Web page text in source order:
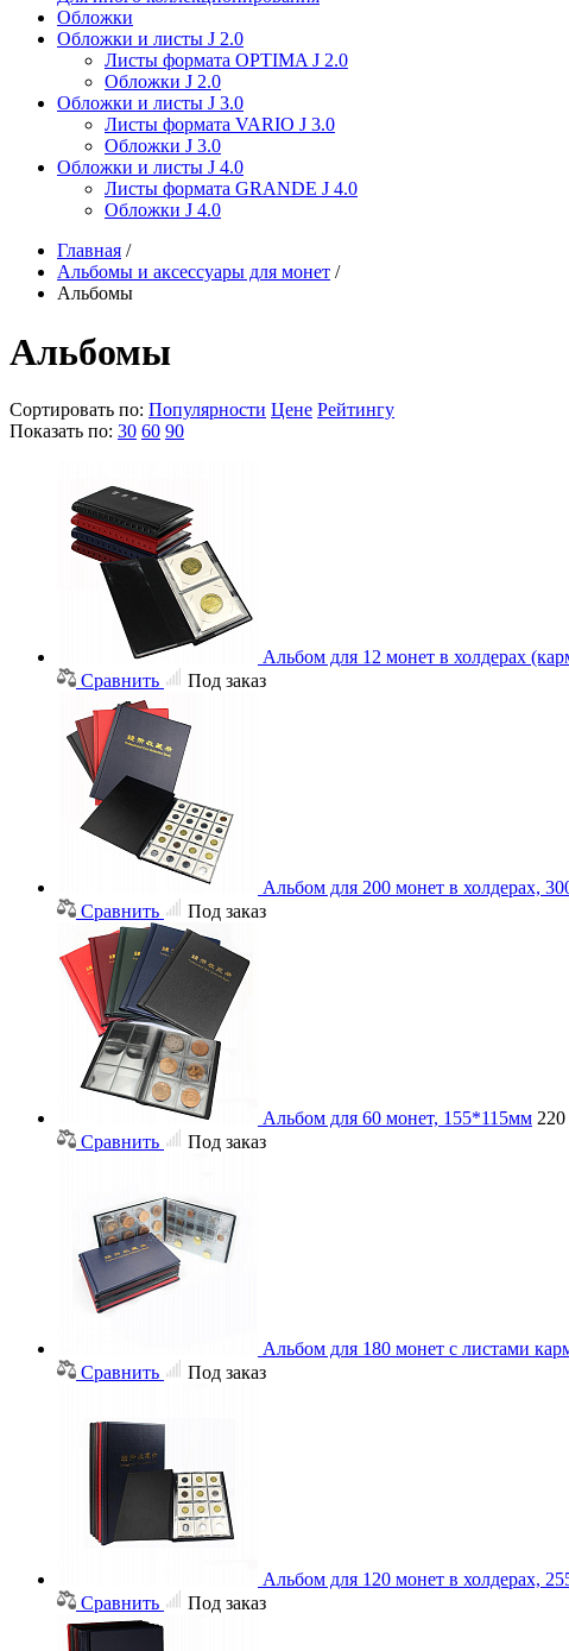
Обложки
Обложки и листы J 2.0
Листы формата OPTIMA J 2.0
Обложки J 2.0
Обложки и листы J 3.0
Листы формата VARIO J 3.0
Обложки J 3.0
Обложки и листы J 4.0
Листы формата GRANDE J 4.0
Обложки J 4.0
Главная /
Альбомы и аксессуары для монет /
Альбомы
Альбомы
Сортировать по: Популярности Цене Рейтингу
Показать по: 30 60 90
Альбом для 12 монет в холдерах
Сравнить
Под заказ
Альбом для 200 монет в холдерах,
Сравнить
Под заказ
Альбом для 60 монет, 155*115мм 220
Сравнить
Под заказ
Альбом для 180 монет с листами
Сравнить
Под заказ
Альбом для 120 монет в холдерах,
Сравнить
Под заказ